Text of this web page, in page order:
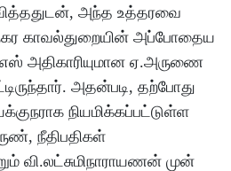
அந்த உத்தரவை
காவல்துறையின் அப்போதைய
அதிகாரியுமான ஏ.அருணை
அதன்படி, தற்போது
நியமிக்கப்பட்டுள்ள
நீதிபதிகள்
வி.லட்சுமிநாராயணன் முன்